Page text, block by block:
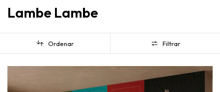
Lambe Lambe
Ordenar Filtrar